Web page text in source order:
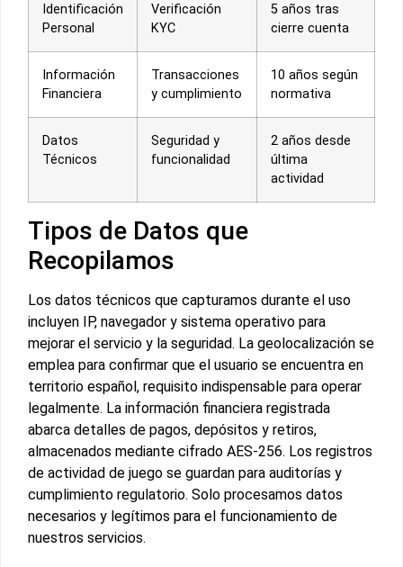
Identificación
Personal
Verificación
KYC
5 años tras
cierre cuenta
Información
Financiera
Transacciones
y cumplimiento
10 años según
normativa
Datos
Técnicos
Seguridad y
funcionalidad
2 años desde
última
actividad
Tipos de Datos que
Recopilamos
Los datos técnicos que capturamos durante el uso
incluyen IP, navegador y sistema operativo para
mejorar el servicio y la seguridad. La geolocalización se
emplea para confirmar que el usuario se encuentra en
territorio español, requisito indispensable para operar
legalmente. La información financiera registrada
abarca detalles de pagos, depósitos y retiros,
almacenados mediante cifrado AES-256. Los registros
de actividad de juego se guardan para auditorías y
cumplimiento regulatorio. Solo procesamos datos
necesarios y legítimos para el funcionamiento de
nuestros servicios.